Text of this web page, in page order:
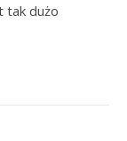
tak dużo